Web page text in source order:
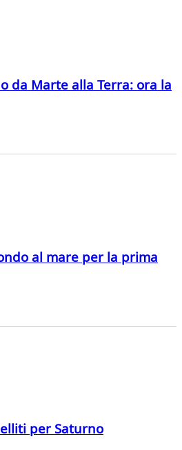
da Marte alla Terra: ora la
al mare per la prima
per Saturno